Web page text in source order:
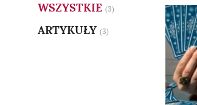
WSZYSTKIE (3)
ARTYKUŁY (3)